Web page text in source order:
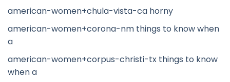
american-women+chula-vista-ca horny
american-women+corona-nm things to know when
a
american-women+corpus-christi-tx things to know
when a